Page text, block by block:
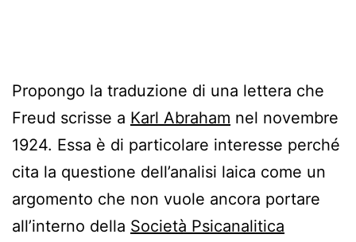
Propongo la traduzione di una lettera che
Freud scrisse a Karl Abraham nel novembre
1924. Essa è di particolare interesse perché
cita la questione dell’analisi laica come un
argomento che non vuole ancora portare
all’interno della Società Psicanalitica